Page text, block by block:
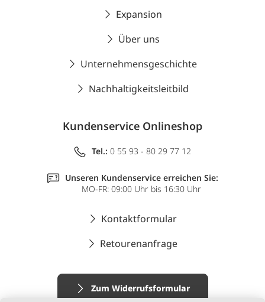
Expansion
Über uns
Unternehmensgeschichte
Nachhaltigkeitsleitbild
Kundenservice Onlineshop
Tel.: 0 55 93 - 80 29 77 12
Unseren Kundenservice erreichen Sie:
MO-FR: 09:00 Uhr bis 16:30 Uhr
Kontaktformular
Retourenanfrage
Zum Widerrufsformular